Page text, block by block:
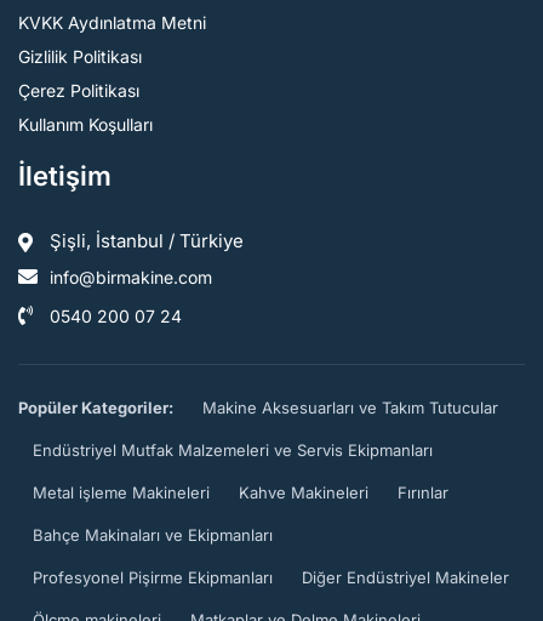
KVKK Aydınlatma Metni
Gizlilik Politikası
Çerez Politikası
Kullanım Koşulları
İletişim
Şişli, İstanbul / Türkiye
info@birmakine.com
0540 200 07 24
Popüler Kategoriler: Makine Aksesuarları ve Takım Tutucular
Endüstriyel Mutfak Malzemeleri ve Servis Ekipmanları
Metal işleme Makineleri Kahve Makineleri Fırınlar
Bahçe Makinaları ve Ekipmanları
Profesyonel Pişirme Ekipmanları Diğer Endüstriyel Makineler